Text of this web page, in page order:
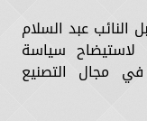
عبد السلام
لاستيضاح سياسة
مجال التصنيع